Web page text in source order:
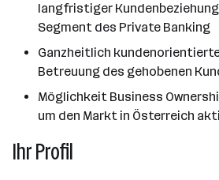
langfristiger
Segment des Private Banking
Ganzheitlich
Betreuung des gehobenen
Möglichkeit Business
um den Markt in Österreich
Ihr Profil